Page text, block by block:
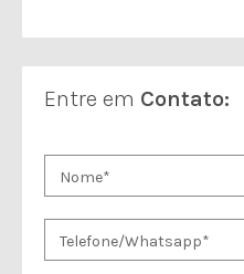
Entre em Contato: